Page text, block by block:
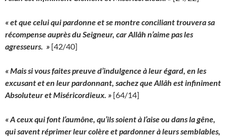
« et que celui qui pardonne et se montre conciliant trouvera sa
récompense auprès du Seigneur, car Allâh n’aime pas les
agresseurs. » [42/40]
« Mais si vous faites preuve d’indulgence à leur égard, en les
excusant et en leur pardonnant, sachez que Allâh est infiniment
Absoluteur et Miséricordieux. » [64/14]
« A ceux qui font l’aumône, qu’ils soient à l’aise ou dans la gêne,
qui savent réprimer leur colère et pardonner à leurs semblables,